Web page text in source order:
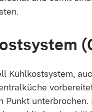
Kühlkostsystem,
Punkt